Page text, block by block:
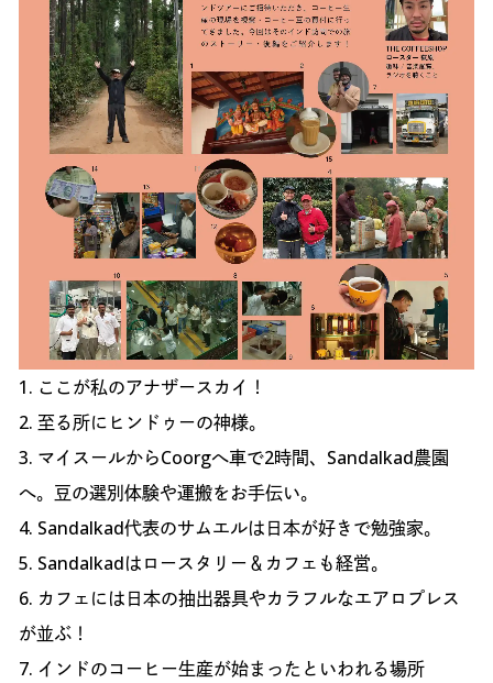
1. ここが私のアナザースカイ！
2. 至る所にヒンドゥーの神様。
3. マイスールからCoorgへ車で2時間、Sandalkad農園
へ。豆の選別体験や運搬をお手伝い。
4. Sandalkad代表のサムエルは日本が好きで勉強家。
5. Sandalkadはロースタリー＆カフェも経営。
6. カフェには日本の抽出器具やカラフルなエアロプレス
が並ぶ！
7. インドのコーヒー生産が始まったといわれる場所